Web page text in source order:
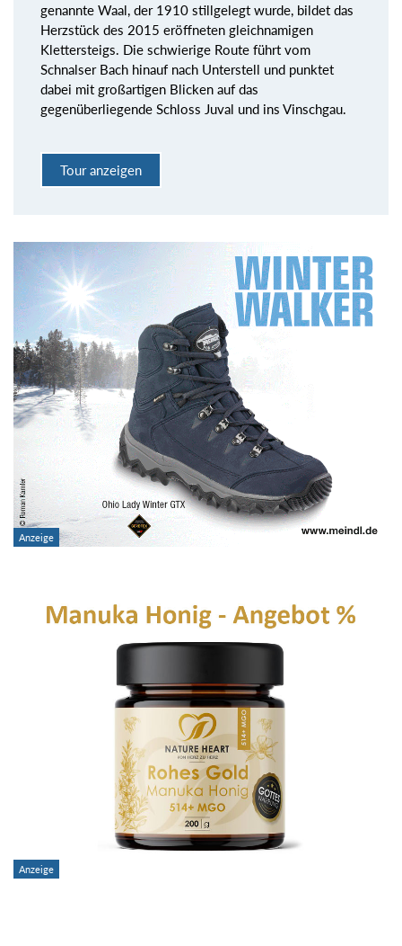
genannte Waal, der 1910 stillgelegt wurde, bildet das
Herzstück des 2015 eröffneten gleichnamigen
Klettersteigs. Die schwierige Route führt vom
Schnalser Bach hinauf nach Unterstell und punktet
dabei mit großartigen Blicken auf das
gegenüberliegende Schloss Juval und ins Vinschgau.
Tour anzeigen